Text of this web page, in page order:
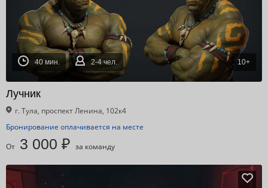
40 мин. 2-4 чел. 10+
Лучник
г. Тула, проспект Ленина, 102к4
Бронирование оплачивается на месте
От 3 000 ₽ за команду